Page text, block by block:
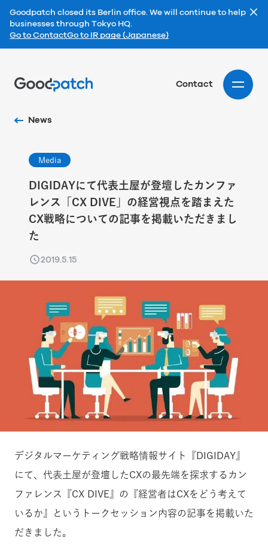
Goodpatch closed its Berlin office. We will continue to help
businesses through Tokyo HQ.
Go to ContactGo to IR page (Japanese)
Contact
News
Media
DIGIDAYにて代表土屋が登壇したカンファ
レンス「CX DIVE」の経営視点を踏まえた
CX戦略についての記事を掲載いただきまし
た
2019.5.15
デジタルマーケティング戦略情報サイト『DIGIDAY』
にて、代表土屋が登壇したCXの最先端を探求するカン
ファレンス『CX DIVE』の『経営者はCXをどう考えて
いるか』というトークセッション内容の記事を掲載いた
だきました。